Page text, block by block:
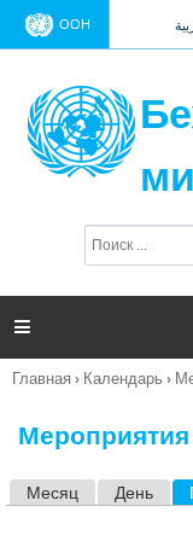
ООН
п
и

Вы
Главная › Календарь ›
Месяц День